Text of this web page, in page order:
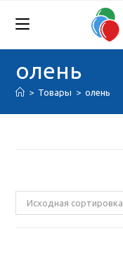
олень
> Товары > олень
Исходная сортировка